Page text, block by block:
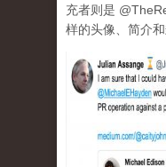
充者则是
样的头像、简介和